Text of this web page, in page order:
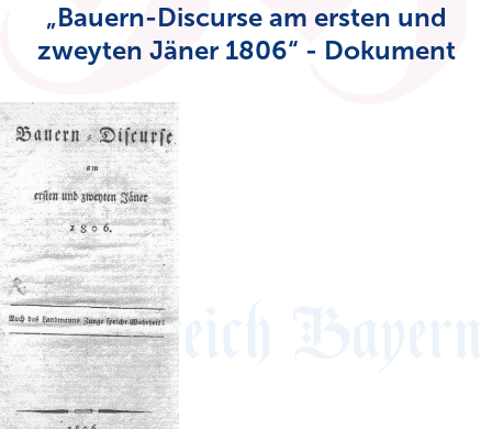
„Bauern-Discurse am ersten und
zweyten Jäner 1806“ - Dokument